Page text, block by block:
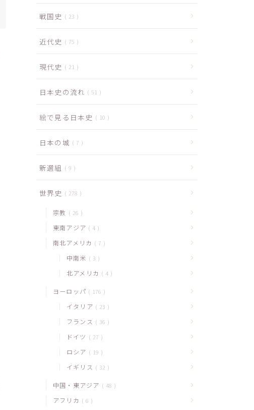
戦国史 23
近代史 75
現代史 21
日本史の流れ 51
絵で見る日本史 10
日本の城 7
新選組 9
世界史 278
宗教 26
東南アジア 4
南北アメリカ 7
中南米 3
北アメリカ 4
ヨーロッパ 176
イタリア 23
フランス 36
ドイツ 27
ロシア 19
イギリス 32
中国・東アジア 48
アフリカ 6